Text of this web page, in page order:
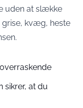
uden at slække
kvæg, heste
sikrer, at du